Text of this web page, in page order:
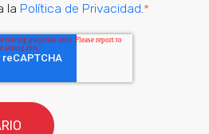
la Política de Privacidad.*